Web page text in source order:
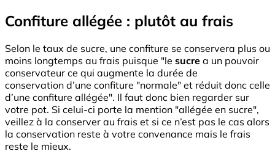
Confiture allégée : plutôt au frais
Selon le taux de sucre, une confiture se conservera plus ou
moins longtemps au frais puisque "le sucre a un pouvoir
conservateur ce qui augmente la durée de
conservation d’une confiture "normale" et réduit donc celle
d’une confiture allégée". Il faut donc bien regarder sur
votre pot. Si celui-ci porte la mention "allégée en sucre",
veillez à la conserver au frais et si ce n’est pas le cas alors
la conservation reste à votre convenance mais le frais
reste le mieux.